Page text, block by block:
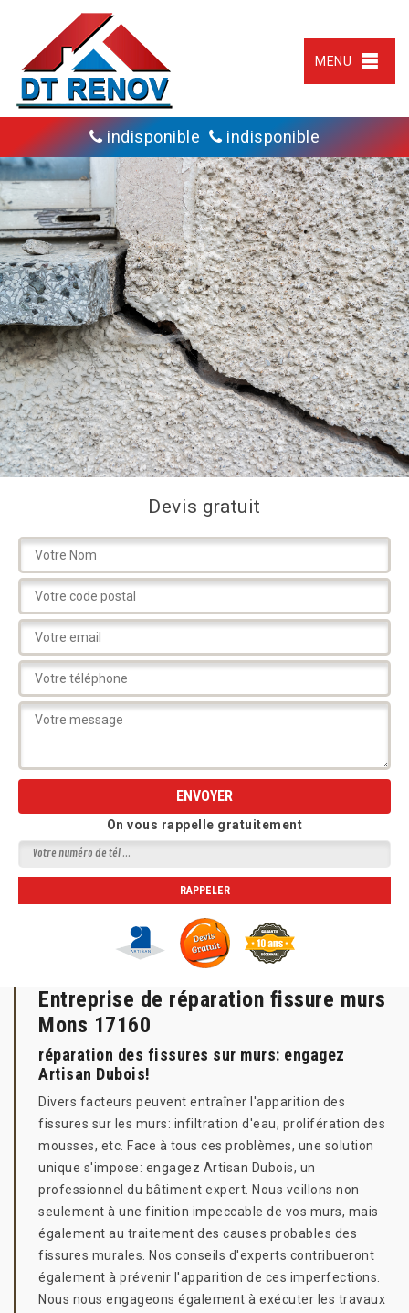
MENU
indisponible indisponible
Devis gratuit
On vous rappelle gratuitement
Entreprise de réparation fissure murs
Mons 17160
réparation des fissures sur murs: engagez
Artisan Dubois!
Divers facteurs peuvent entraîner l'apparition des
fissures sur les murs: infiltration d'eau, prolifération des
mousses, etc. Face à tous ces problèmes, une solution
unique s'impose: engagez Artisan Dubois, un
professionnel du bâtiment expert. Nous veillons non
seulement à une finition impeccable de vos murs, mais
également au traitement des causes probables des
fissures murales. Nos conseils d'experts contribueront
également à prévenir l'apparition de ces imperfections.
Nous nous engageons également à exécuter les travaux